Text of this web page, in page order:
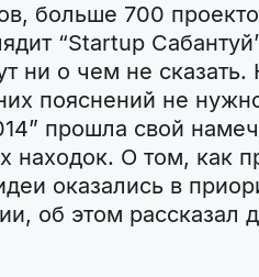
больше 700
“Startup
ни о чем не сказать.
пояснений не
прошла свой
находок. О том, как
оказались в
об этом рассказал